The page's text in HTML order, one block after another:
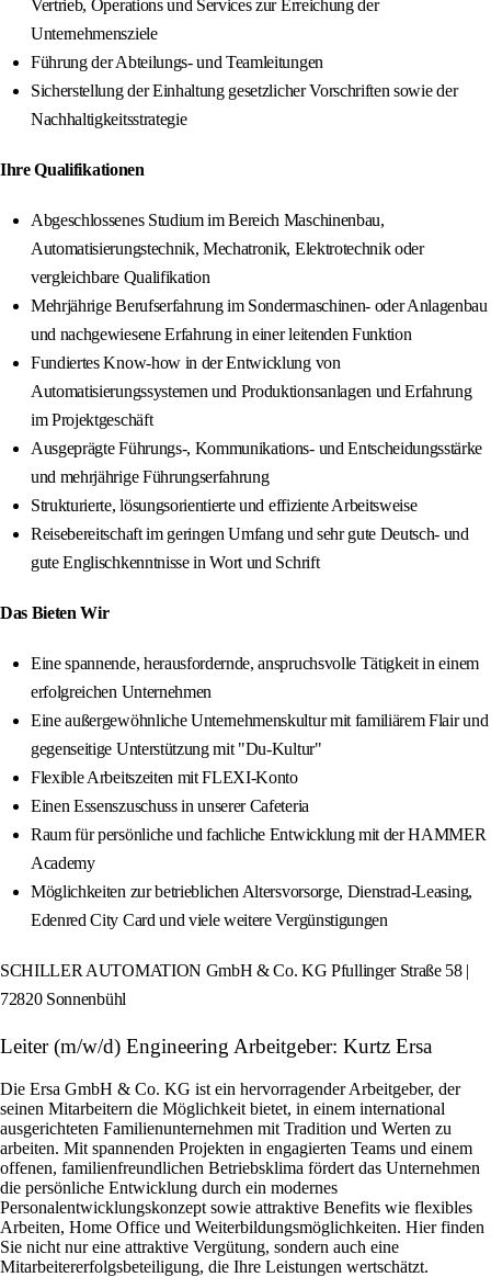
Vertrieb, Operations und Services zur Erreichung der
Unternehmensziele
Führung der Abteilungs‑ und Teamleitungen
Sicherstellung der Einhaltung gesetzlicher Vorschriften sowie der
Nachhaltigkeitsstrategie
Ihre Qualifikationen
Abgeschlossenes Studium im Bereich Maschinenbau,
Automatisierungstechnik, Mechatronik, Elektrotechnik oder
vergleichbare Qualifikation
Mehrjährige Berufserfahrung im Sondermaschinen‑ oder Anlagenbau
und nachgewiesene Erfahrung in einer leitenden Funktion
Fundiertes Know‑how in der Entwicklung von
Automatisierungssystemen und Produktionsanlagen und Erfahrung
im Projektgeschäft
Ausgeprägte Führungs-, Kommunikations‑ und Entscheidungsstärke
und mehrjährige Führungserfahrung
Strukturierte, lösungsorientierte und effiziente Arbeitsweise
Reisebereitschaft im geringen Umfang und sehr gute Deutsch‑ und
gute Englischkenntnisse in Wort und Schrift
Das Bieten Wir
Eine spannende, herausfordernde, anspruchsvolle Tätigkeit in einem
erfolgreichen Unternehmen
Eine außergewöhnliche Unternehmenskultur mit familiärem Flair und
gegenseitige Unterstützung mit "Du‑Kultur"
Flexible Arbeitszeiten mit FLEXI‑Konto
Einen Essenszuschuss in unserer Cafeteria
Raum für persönliche und fachliche Entwicklung mit der HAMMER
Academy
Möglichkeiten zur betrieblichen Altersvorsorge, Dienstrad‑Leasing,
Edenred City Card und viele weitere Vergünstigungen
SCHILLER AUTOMATION GmbH & Co. KG Pfullinger Straße 58 |
72820 Sonnenbühl
Leiter (m/w/d) Engineering Arbeitgeber: Kurtz Ersa
Die Ersa GmbH & Co. KG ist ein hervorragender Arbeitgeber, der
seinen Mitarbeitern die Möglichkeit bietet, in einem international
ausgerichteten Familienunternehmen mit Tradition und Werten zu
arbeiten. Mit spannenden Projekten in engagierten Teams und einem
offenen, familienfreundlichen Betriebsklima fördert das Unternehmen
die persönliche Entwicklung durch ein modernes
Personalentwicklungskonzept sowie attraktive Benefits wie flexibles
Arbeiten, Home Office und Weiterbildungsmöglichkeiten. Hier finden
Sie nicht nur eine attraktive Vergütung, sondern auch eine
Mitarbeitererfolgsbeteiligung, die Ihre Leistungen wertschätzt.